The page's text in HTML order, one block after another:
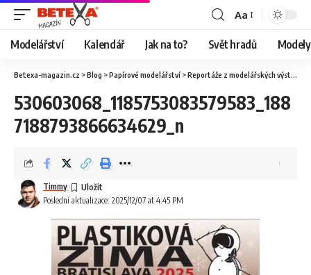
Aa
Modelářství Kalendář Jak na to? Svět hradů
Betexa-magazin.cz >Blog >Papírové modelářství >Reportáže z modelářských výstav
530603068_1185753083579583_188
7188793866634629_n
Poslední aktualizace: 2025/12/07 at 4:45 PM
Timmy